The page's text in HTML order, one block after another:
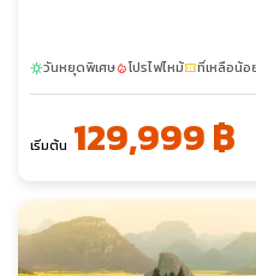
sunnyวันหยุดพิเศษlocal_fire_departmentโปรไฟไหม้confirmation_numberที่เหลือน้อ
เริ่มต้น 129,999 ฿